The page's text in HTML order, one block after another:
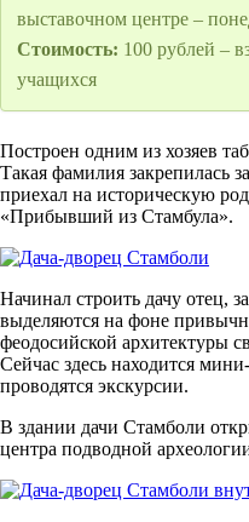
выставочном центре –
Стоимость: 100 рублей –
учащихся
Построен одним из хозяев
Такая фамилия закрепилась
приехал на историческую
«Прибывший из Стамбула».
Начинал строить дачу отец,
выделяются на фоне
феодосийской архитектуры
Сейчас здесь находится
проводятся экскурсии.
В здании дачи Стамболи
центра подводной